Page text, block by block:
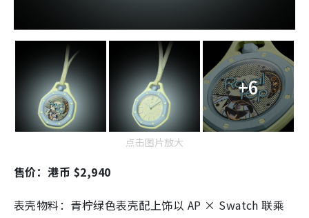
+6
点击图片放大
售价：港币 $2,940
表壳物料：青柠绿色表壳配上饰以 AP × Swatch 联乘